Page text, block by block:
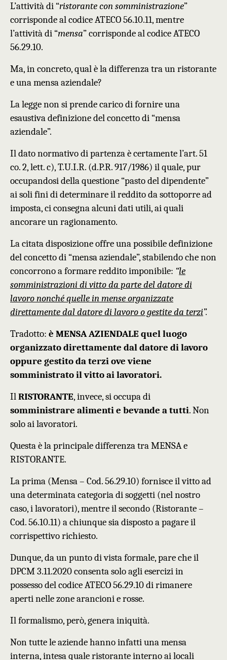
L’attività di “ristorante con somministrazione”
corrisponde al codice ATECO 56.10.11, mentre
l’attività di “mensa” corrisponde al codice ATECO
56.29.10.
Ma, in concreto, qual è la differenza tra un ristorante
e una mensa aziendale?
La legge non si prende carico di fornire una
esaustiva definizione del concetto di “mensa
aziendale”.
Il dato normativo di partenza è certamente l’art. 51
co. 2, lett. c), T.U.I.R. (d.P.R. 917/1986) il quale, pur
occupandosi della questione “pasto del dipendente”
ai soli fini di determinare il reddito da sottoporre ad
imposta, ci consegna alcuni datiutili, ai quali
ancorare un ragionamento.
La citata disposizioneoffre una possibile definizione
del concetto di “mensa aziendale”, stabilendo chenon
concorrono a formare reddito imponibile: “le
somministrazioni di vitto da parte del datore di
lavoro nonché quelle in mense organizzate
direttamente dal datore di lavoro o gestite da terzi”.
Tradotto: è MENSA AZIENDALE quel luogo
organizzato direttamente dal datore di lavoro
oppure gestito da terzi ove viene
somministrato il vitto ai lavoratori.
IlRISTORANTE, invece, si occupa di
somministrare alimenti e bevande a tutti. Non
solo ai lavoratori.
Questa è la principale differenza tra MENSA e
RISTORANTE.
La prima (Mensa – Cod. 56.29.10) fornisce il vitto ad
una determinata categoria di soggetti (nel nostro
caso, i lavoratori), mentre il secondo (Ristorante –
Cod. 56.10.11) a chiunque sia disposto a pagare il
corrispettivo richiesto.
Dunque, da un punto di vista formale, pare che il
DPCM 3.11.2020 consenta solo agli esercizi in
possesso del codice ATECO 56.29.10 di rimanere
aperti nelle zone arancioni e rosse.
Il formalismo, però, genera iniquità.
Non tutte le aziende hanno infattiuna mensa
interna, intesa quale ristorante interno ai locali